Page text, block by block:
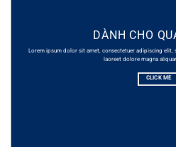
DÀNH CHO
Lorem ipsum dolor sit amet, consectetuer adipiscing elit,
laoreet dolore magna
CLICK ME